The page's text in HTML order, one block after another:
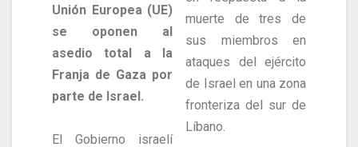
Unión Europea (UE)
se oponen al
asedio total a la
Franja de Gaza por
parte de Israel.
El Gobierno israelí
muerte de tres de
sus miembros en
ataques del ejército
de Israel en una zona
fronteriza del sur de
Líbano.